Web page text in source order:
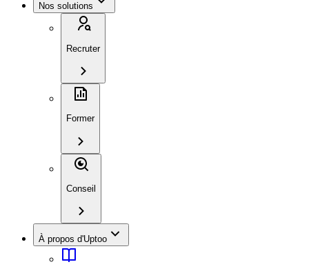
Nos solutions
Recruter
Former
Conseil
À propos d'Uptoo